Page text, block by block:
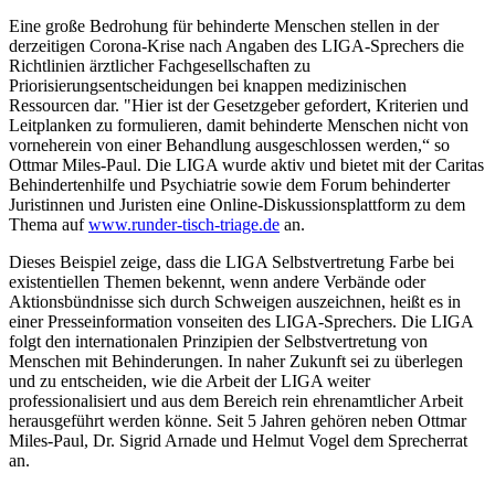
Eine große Bedrohung für behinderte Menschen stellen in der
derzeitigen Corona-Krise nach Angaben des LIGA-Sprechers die
Richtlinien ärztlicher Fachgesellschaften zu
Priorisierungsentscheidungen bei knappen medizinischen
Ressourcen dar. "Hier ist der Gesetzgeber gefordert, Kriterien und
Leitplanken zu formulieren, damit behinderte Menschen nicht von
vorneherein von einer Behandlung ausgeschlossen werden,“ so
Ottmar Miles-Paul. Die LIGA wurde aktiv und bietet mit der Caritas
Behindertenhilfe und Psychiatrie sowie dem Forum behinderter
Juristinnen und Juristen eine Online-Diskussionsplattform zu dem
Thema aufwww.runder-tisch-triage.de an.
Dieses Beispiel zeige, dass die LIGA Selbstvertretung Farbe bei
existentiellen Themen bekennt, wenn andere Verbände oder
Aktionsbündnisse sich durch Schweigen auszeichnen, heißt es in
einer Presseinformation vonseiten des LIGA-Sprechers. Die LIGA
folgt den internationalen Prinzipien der Selbstvertretung von
Menschen mit Behinderungen. In naher Zukunft sei zu überlegen
und zu entscheiden, wie die Arbeit der LIGA weiter
professionalisiert und aus dem Bereich rein ehrenamtlicher Arbeit
herausgeführt werden könne. Seit 5 Jahren gehören neben Ottmar
Miles-Paul, Dr. Sigrid Arnade und Helmut Vogel dem Sprecherrat
an.